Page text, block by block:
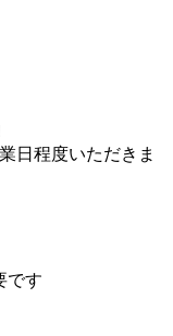
日程度いただきま
です